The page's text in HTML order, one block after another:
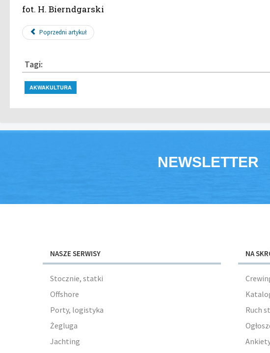
fot. H. Bierndgarski
Poprzedni artykuł
Tagi:
AKWAKULTURA
NEWSLETTER
NASZE SERWISY
Stocznie, statki
Offshore
Porty, logistyka
Żegluga
Jachting
NA
Ruch